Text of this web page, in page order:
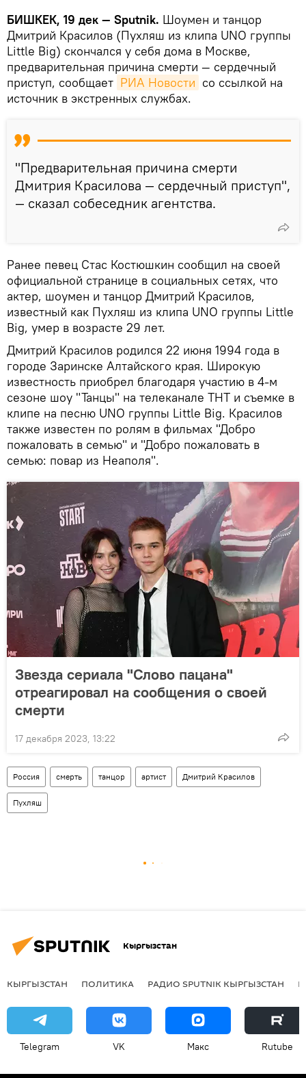
БИШКЕК, 19 дек — Sputnik. Шоумен и танцор
Дмитрий Красилов (Пухляш из клипа UNO группы
Little Big) скончался у себя дома в Москве,
предварительная причина смерти — сердечный
приступ, сообщает РИА Новости со ссылкой на
источник в экстренных службах.
"Предварительная причина смерти
Дмитрия Красилова — сердечный приступ",
— сказал собеседник агентства.
Ранее певец Стас Костюшкин сообщил на своей
официальной странице в социальных сетях, что
актер, шоумен и танцор Дмитрий Красилов,
известный как Пухляш из клипа UNO группы Little
Big, умер в возрасте 29 лет.
Дмитрий Красилов родился 22 июня 1994 года в
городе Заринске Алтайского края. Широкую
известность приобрел благодаря участию в 4-м
сезоне шоу "Танцы" на телеканале ТНТ и съемке в
клипе на песню UNO группы Little Big. Красилов
также известен по ролям в фильмах "Добро
пожаловать в семью" и "Добро пожаловать в
семью: повар из Неаполя".
Звезда сериала "Слово пацана"
отреагировал на сообщения о своей
смерти
17 декабря 2023, 13:22
Россия смерть танцор артист Дмитрий Красилов
Пухляш
Кыргызстан
КЫРГЫЗСТАН ПОЛИТИКА РАДИО SPUTNIK КЫРГЫЗСТАН
Telegram VK Макс Rutube